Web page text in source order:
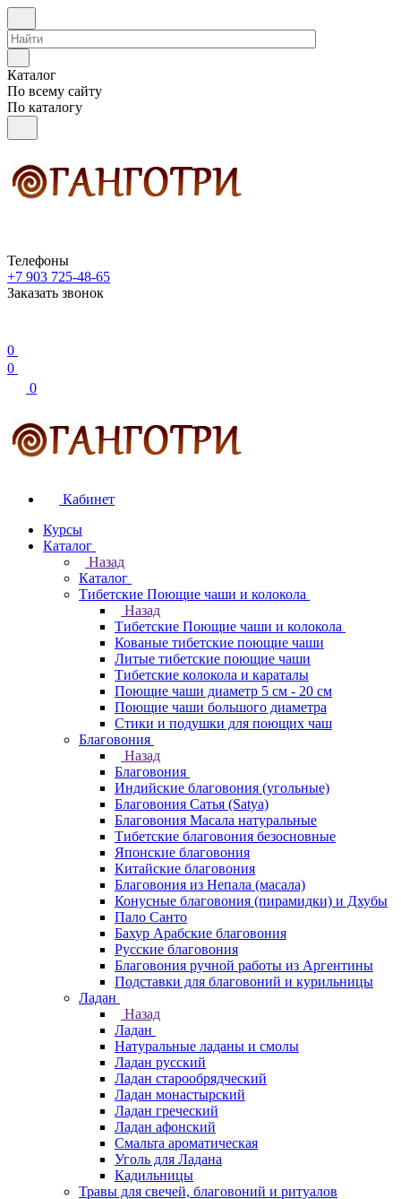
Каталог
По всему сайту
По каталогу
Телефоны
+7 903 725-48-65
Заказать звонок
0
0
0
Кабинет
Курсы
Каталог
Назад
Каталог
Тибетские Поющие чаши и колокола
Назад
Тибетские Поющие чаши и колокола
Кованые тибетские поющие чаши
Литые тибетские поющие чаши
Тибетские колокола и караталы
Поющие чаши диаметр 5 см - 20 см
Поющие чаши большого диаметра
Стики и подушки для поющих чаш
Благовония
Назад
Благовония
Индийские благовония (угольные)
Благовония Сатья (Satya)
Благовония Масала натуральные
Тибетские благовония безосновные
Японские благовония
Китайские благовония
Благовония из Непала (масала)
Конусные благовония (пирамидки) и Дхубы
Пало Санто
Бахур Арабские благовония
Русские благовония
Благовония ручной работы из Аргентины
Подставки для благовоний и курильницы
Ладан
Назад
Ладан
Натуральные ладаны и смолы
Ладан русский
Ладан старообрядческий
Ладан монастырский
Ладан греческий
Ладан афонский
Смальта ароматическая
Уголь для Ладана
Кадильницы
Травы для свечей, благовоний и ритуалов